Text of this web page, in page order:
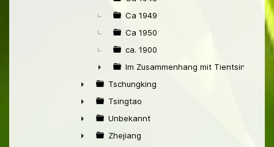
Ca 1949
Ca 1950
ca. 1900
►
Im Zusammenhang mit Tientsin
►
Tschungking
►
Tsingtao
►
Unbekannt
Zhejiang